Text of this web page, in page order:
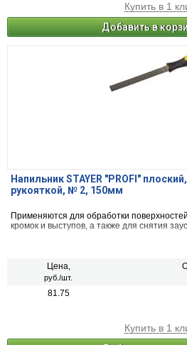
Купить в 1
Добавить в
Напильник STAYER "PROFI"
рукояткой, № 2, 150мм
Применяются для обработки
кромок и выступов, а также для снятия
Цена,
руб./шт.
81.75
Купить в 1